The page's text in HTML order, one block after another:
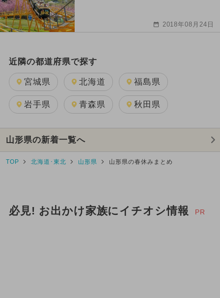
2018年08月24日
近隣の都道府県で探す
宮城県 北海道 福島県
岩手県 青森県 秋田県
山形県の新着一覧へ
TOP 北海道･東北 山形県 山形県の春休みまとめ
必見! お出かけ家族にイチオシ情報 PR